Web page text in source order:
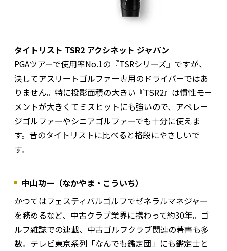
タイトリスト TSR2 アクシネット ジャパン
PGAツアーで使用率No.1の『TSRシリーズ』ですが、
決してアスリートゴルファー専用のドライバーではあ
りません。特に投影面積の大きい『TSR2』は慣性モー
メントが大きくてミスヒットにも強いので、アベレー
ジゴルファーやシニアゴルファーでも十分に使えま
す。昔のタイトリストに比べると格段にやさしいで
す。
中山功一（なかやま・こういち）
かつてはフェスティバルゴルフでゼネラルマネジャー
を務めるなど、中古クラブ業界に携わって約30年。ゴ
ルフ雑誌での連載、中古ゴルフクラブ関連の著書も多
数。テレビ東京系列「なんでも鑑定団」にも鑑定士と